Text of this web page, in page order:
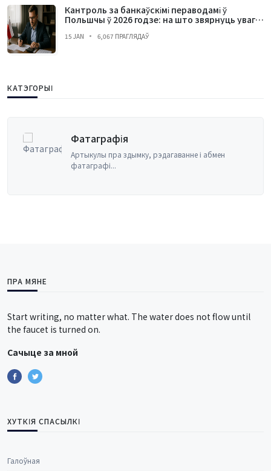
Кантроль за банкаўскімі пераводамі ў
Польшчы ў 2026 годзе: на што звярнуць увагу і
15 JAN 6,067 ПРАГЛЯДАЎ
КАТЭГОРЫІ
абмен
Прынцыпы бухгалтарскага ўліку,
ПРА МЯНЕ
Start writing, no matter what. The water does not flow until
the faucet is turned on.
Сачыце за мной
ХУТКІЯ СПАСЫЛКІ
Галоўная